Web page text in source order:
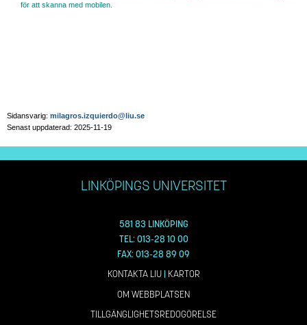
för att skanna med mobilen.
Sidansvarig: milagros.izquierdo@liu.se
Senast uppdaterad: 2025-11-19
LINKÖPINGS UNIVERSITET
581 83 LINKÖPING
TEL: 013-28 10 00
FAX: 013-28 89 09
KONTAKTA LIU| KARTOR
OM WEBBPLATSEN
TILLGÄNGLIGHETSREDOGÖRELSE